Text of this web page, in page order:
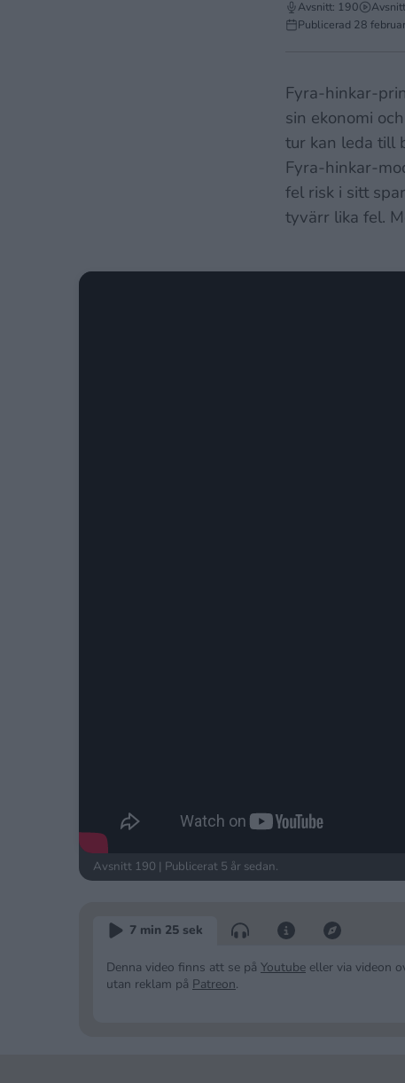
Avsnitt: 190
Publicerad 28
Fyra-hinkar-
sin ekonomi
tur kan leda till
Fyra-hinkar-
fel risk i sitt
tyvärr lika fel.
Avsnitt 190 | Publicerat 5 år sedan.
7 min 25 sek
Denna video finns att se på Youtube eller via videon
utan reklam på Patreon.